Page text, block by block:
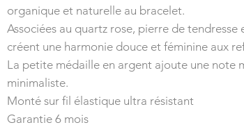
organique et naturelle au bracelet.
Associées au quartz rose, pierre de tendresse
créent une harmonie douce et féminine aux
La petite médaille en argent ajoute une note
minimaliste.
Monté sur fil élastique ultra résistant
Garantie 6 mois